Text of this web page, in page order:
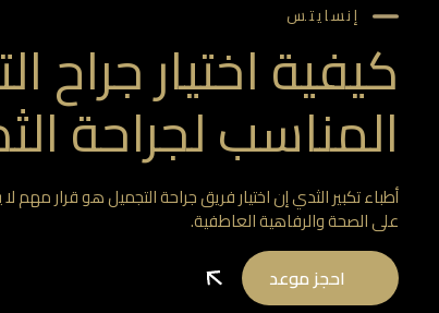
إنسايتس
كيفية اختيار جراح
المناسب لجراحة
أطباء تكبير الثدي إن اختيار فريق جراحة التجميل هو قرار
على الصحة والرفاهية العاطفية.
احجز موعد